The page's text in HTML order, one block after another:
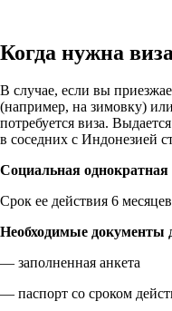
Когда нужна
В случае, если вы
(например, на зимовку)
потребуется виза.
в соседних с Индонезией
Социальная однократная
Срок ее действия 6
Необходимые документы
— заполненная анкета
— паспорт со сроком